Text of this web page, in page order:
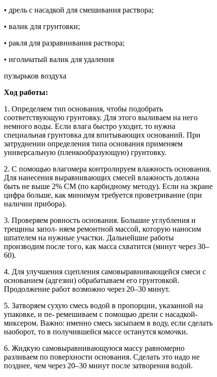
• дрель с насадкой для смешивания раствора;
• валик для грунтовки;
• ракля для разравнивания раствора;
• игольчатый валик для удаления
пузырьков воздуха
Ход работы:
1. Определяем тип основания, чтобы подобрать
соответствующую грунтовку. Для этого выливаем на него
немного воды. Если влага быстро уходит, то нужна
специальная грунтовка для впитывающих оснований. При
затруднении определения типа основания применяем
универсальную (пленкообразующую) грунтовку.
2. С помощью влагомера контролируем влажность основания.
Для нанесения выравнивающих смесей влажность должна
быть не выше 2% СМ (по карбидному методу). Если на экране
цифра больше, как минимум требуется проветривание (при
наличии прибора).
3. Проверяем ровность основания. Большие углубления и
трещины запол- няем ремонтной массой, которую наносим
шпателем на нужные участки. Дальнейшие работы
производим после того, как масса схватится (минут через 30–
60).
4. Для улучшения сцепления самовыравнивающейся смеси с
основанием (адгезии) обрабатываем его грунтовкой.
Продолжение работ возможно через 20–30 минут.
5. Затворяем сухую смесь водой в пропорции, указанной на
упаковке, и пе- ремешиваем с помощью дрели с насадкой-
миксером. Важно: именно смесь засыпаем в воду, если сделать
наоборот, то в получившейся массе останутся комочки.
6. Жидкую самовыравнивающуюся массу равномерно
разливаем по поверхности основания. Сделать это надо не
позднее, чем через 20–30 минут после затворения водой.